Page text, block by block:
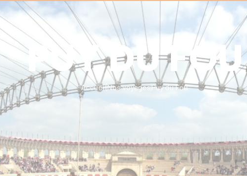
NOS VOYAGES CONTACT Programmation individuelle
PUY DU FOU
AccueilNos voyagesPuy du Fou